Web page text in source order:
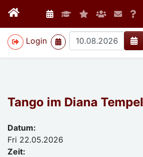
Login
>
Tango im Diana Tempel
Datum:
Fri 22.05.2026
Zeit: